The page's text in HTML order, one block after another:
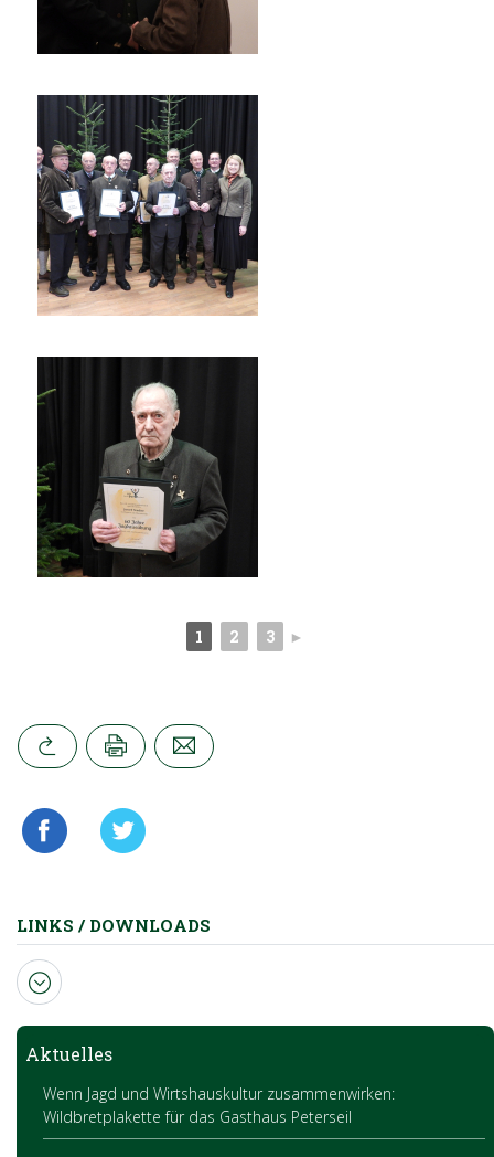
1 2 3 ►
LINKS / DOWNLOADS
Aktuelles
Wenn Jagd und Wirtshauskultur zusammenwirken:
Wildbretplakette für das Gasthaus Peterseil